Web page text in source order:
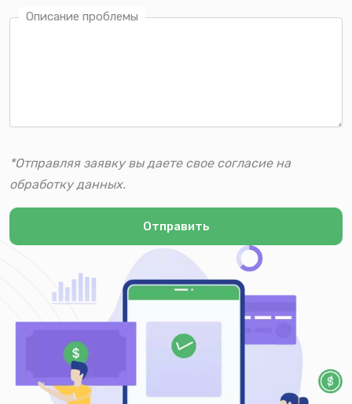
Описание проблемы
*Отправляя заявку вы даете свое согласие на
обработку данных.
Отправить